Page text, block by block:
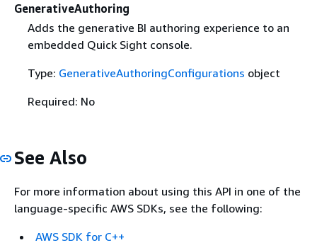
GenerativeAuthoring
Adds the generative BI authoring experience to an
embedded Quick Sight console.
Type: GenerativeAuthoringConfigurations object
Required: No
See Also
For more information about using this API in one of the
language-specific AWS SDKs, see the following:
AWS SDK for C++